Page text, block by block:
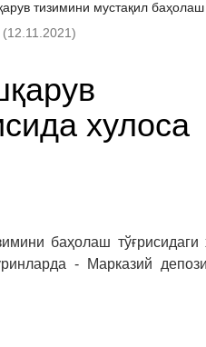
тизимини мустақил
(12.11.2021)
хулоса
баҳолаш тўғрисидаги
- Марказий